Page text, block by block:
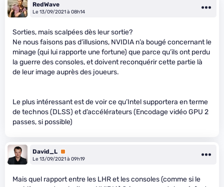
RedWave
Le 13/09/2021 à 08h14
Sorties, mais scalpées dès leur sortie?
Ne nous faisons pas d’illusions, NVIDIA n’a bougé concernant le
minage (qui lui rapporte une fortune) que parce qu’ils ont perdu
la guerre des consoles, et doivent reconquérir cette partie là
de leur image auprès des joueurs.
Le plus intéressant est de voir ce qu’Intel supportera en terme
de technos (DLSS) et d’accélérateurs (Encodage vidéo GPU 2
passes, si possible)
David_L Premium
Le 13/09/2021 à 09h19
Mais quel rapport entre les LHR et les consoles (comme si le